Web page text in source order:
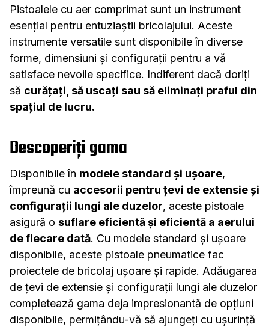
Pistoalele cu aer comprimat sunt un instrument
esențial pentru entuziaștii bricolajului. Aceste
instrumente versatile sunt disponibile în diverse
forme, dimensiuni și configurații pentru a vă
satisface nevoile specifice. Indiferent dacă doriți
să curățați, să uscați sau să eliminați praful din
spațiul de lucru.
Descoperiți gama
Disponibile în modele standard și ușoare,
împreună cu accesorii pentru țevi de extensie și
configurații lungi ale duzelor, aceste pistoale
asigură o suflare eficientă și eficientă a aerului
de fiecare dată. Cu modele standard și ușoare
disponibile, aceste pistoale pneumatice fac
proiectele de bricolaj ușoare și rapide. Adăugarea
de țevi de extensie și configurații lungi ale duzelor
completează gama deja impresionantă de opțiuni
disponibile, permițându-vă să ajungeți cu ușurință